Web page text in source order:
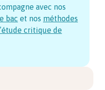
avec nos
bac et nos méthodes
critique de